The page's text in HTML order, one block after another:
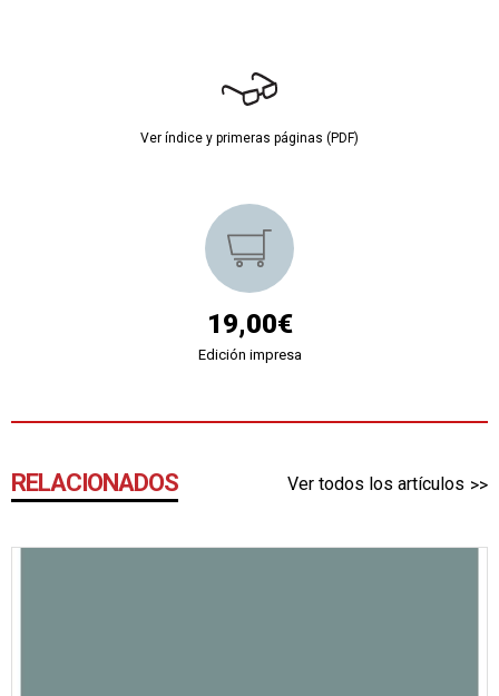
Ver índice y primeras páginas (PDF)
19,00€
Edición impresa
RELACIONADOS Ver todos los artículos